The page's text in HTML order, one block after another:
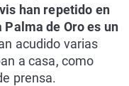
han repetido en
de Oro es un
acudido varias
a casa, como
prensa.